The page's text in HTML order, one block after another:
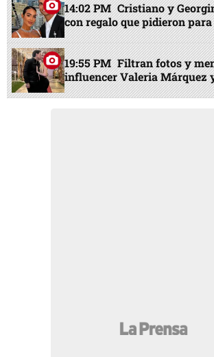
14:02 PM Cristiano y
con regalo que pidieron
19:55 PM Filtran fotos y
influencer Valeria Márquez